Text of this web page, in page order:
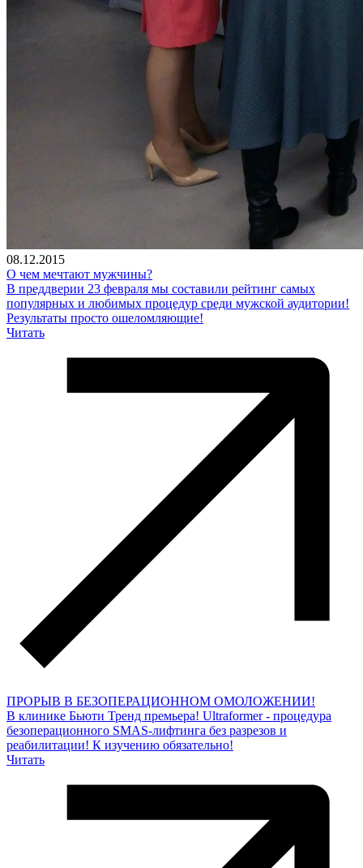
08.12.2015
О чем мечтают мужчины?
В преддверии 23 февраля мы составили рейтинг самых
популярных и любимых процедур среди мужской аудитории!
Результаты просто ошеломляющие!
Читать
ПРОРЫВ В БЕЗОПЕРАЦИОННОМ ОМОЛОЖЕНИИ!
В клинике Бьюти Тренд премьера! Ultraformer - процедура
безоперационного SMAS-лифтинга без разрезов и
реабилитации! К изучению обязательно!
Читать